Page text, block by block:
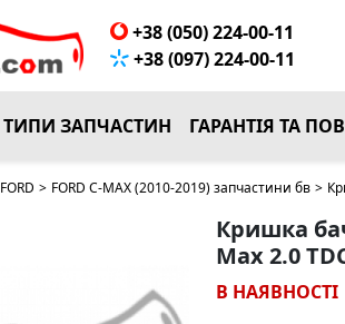
+38 (050) 224-00-11
+38 (097) 224-00-11
ТИПИ ЗАПЧАСТИН ГАРАНТІЯ ТА
FORD > FORD C-MAX (2010-2019) запчастини бв >
Кришка
Max 2.0
В НАЯВНОСТІ